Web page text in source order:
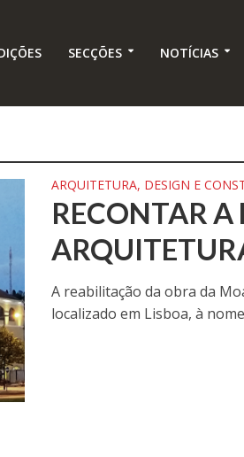
SECÇÕES NOTÍCIAS
ARQUITETURA, DESIGN E
RECONTAR
A reabilitação da obra da
localizado em Lisboa, à